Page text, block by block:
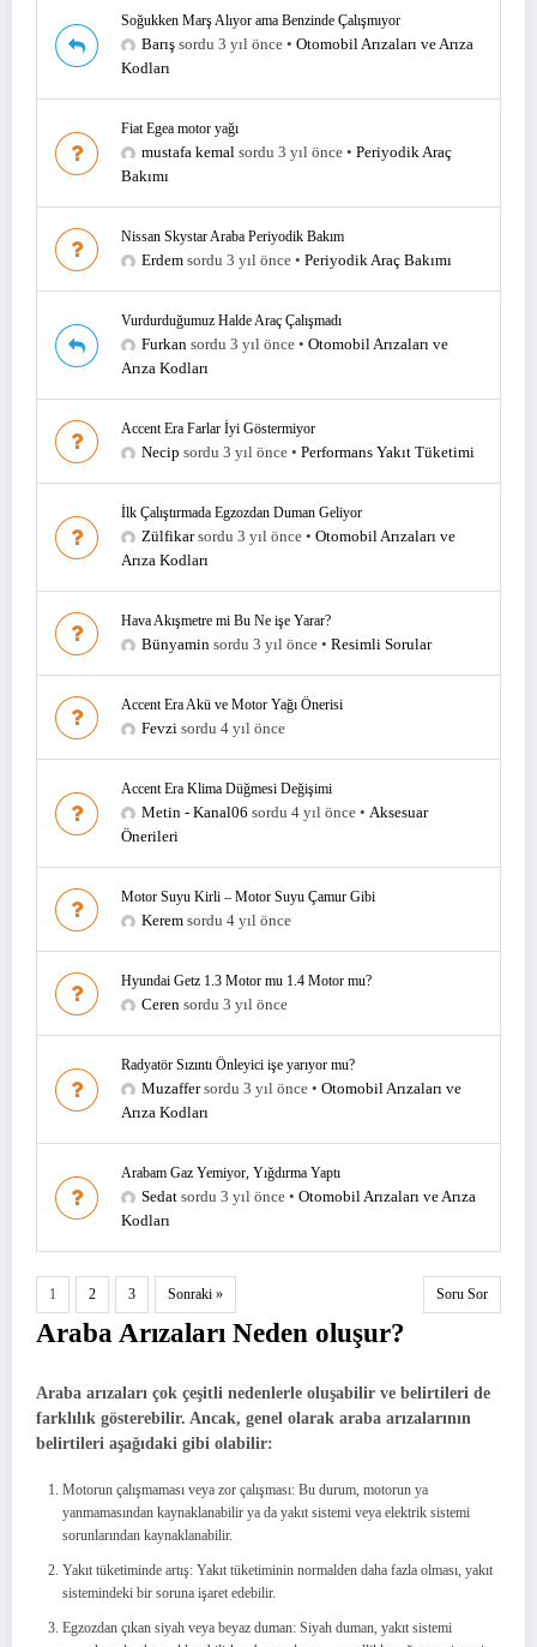
Soğukken Marş Alıyor ama Benzinde Çalışmıyor
Barış sordu 3 yıl önce • Otomobil Arızaları ve Arıza
Kodları
Fiat Egea motor yağı
mustafa kemal sordu 3 yıl önce • Periyodik Araç
Bakımı
Nissan Skystar Araba Periyodik Bakım
Erdem sordu 3 yıl önce • Periyodik Araç Bakımı
Vurdurduğumuz Halde Araç Çalışmadı
Furkan sordu 3 yıl önce • Otomobil Arızaları ve
Arıza Kodları
Accent Era Farlar İyi Göstermiyor
Necip sordu 3 yıl önce • Performans Yakıt Tüketimi
İlk Çalıştırmada Egzozdan Duman Geliyor
Zülfikarsordu 3 yıl önce • Otomobil Arızaları ve
Arıza Kodları
Hava Akışmetre mi Bu Ne işe Yarar?
Bünyamin sordu 3 yıl önce • Resimli Sorular
Accent Era Akü ve Motor Yağı Önerisi
Fevzi sordu 4 yıl önce
Accent Era Klima Düğmesi Değişimi
Metin - Kanal06 sordu 4 yıl önce • Aksesuar
Önerileri
Motor Suyu Kirli – Motor Suyu Çamur Gibi
Kerem sordu 4 yıl önce
Hyundai Getz 1.3 Motor mu 1.4 Motor mu?
Ceren sordu 3 yıl önce
Radyatör Sızıntı Önleyici işe yarıyor mu?
Muzaffersordu 3 yıl önce • Otomobil Arızaları ve
Arıza Kodları
Arabam Gaz Yemiyor, Yığdırma Yaptı
Sedat sordu 3 yıl önce • Otomobil Arızaları ve Arıza
Kodları
1 2 3 Sonraki » Soru Sor
Araba Arızaları Neden oluşur?
Araba arızaları çok çeşitli nedenlerle oluşabilir ve belirtileri de
farklılık gösterebilir. Ancak, genel olarak araba arızalarının
belirtileri aşağıdaki gibi olabilir:
Motorun çalışmaması veya zor çalışması: Bu durum, motorun ya
yanmamasından kaynaklanabilir ya da yakıt sistemi veya elektrik sistemi
sorunlarından kaynaklanabilir.
Yakıt tüketiminde artış: Yakıt tüketiminin normalden daha fazla olması, yakıt
sistemindeki bir soruna işaret edebilir.
Egzozdan çıkan siyah veya beyaz duman: Siyah duman, yakıt sistemi